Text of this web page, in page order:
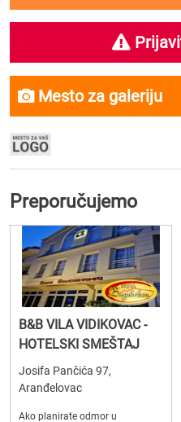
Mesto za galeriju
Preporučujemo
B&B VILA VIDIKOVAC -
HOTELSKI SMEŠTAJ
Josifa Pančića 97,
Aranđelovac
Ako planirate odmor u